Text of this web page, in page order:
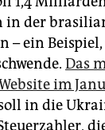
der
– ein
Das
im
in die